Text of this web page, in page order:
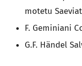
motetu
F. Geminiani
G.F. Händel